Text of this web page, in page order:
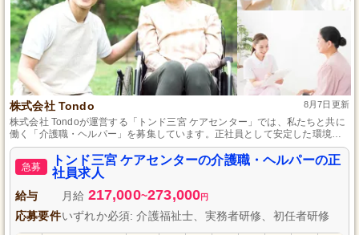
株式会社 Tondo 8月7日更新
株式会社 Tondoが運営する「トンド三宮 ケアセンター」では、私たちと共に
働く「介護職・ヘルパー」を募集しています。正社員として安定した環境
で、一人ひとりのご利用者様に寄り添ったケアを提供するお仕事です。必要
資格や経験は問いません。未経験者も大歓迎です！私たちと一緒に地域社会
に貢献しませんか？ぜひご応募お待ちしております。
急募
トンド三宮 ケアセンターの介護職・ヘルパーの正
社員求人
給与 月給 217,000~273,000円
応募要件いずれか必須: 介護福祉士、実務者研修、初任者研修